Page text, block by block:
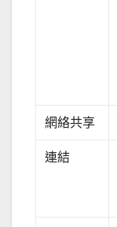
網絡共享
連結